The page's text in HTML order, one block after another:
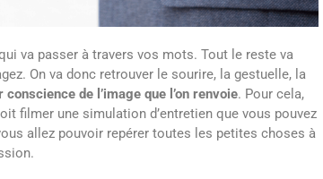
va passer à travers vos mots. Tout le reste va
On va donc retrouver le sourire, la gestuelle, la
de l’image que l’on renvoie. Pour cela,
filmer une simulation d’entretien que vous pouvez
allez pouvoir repérer toutes les petites choses à